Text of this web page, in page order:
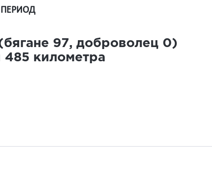
ПЕРИОД
97, доброволец 0)
485 километра